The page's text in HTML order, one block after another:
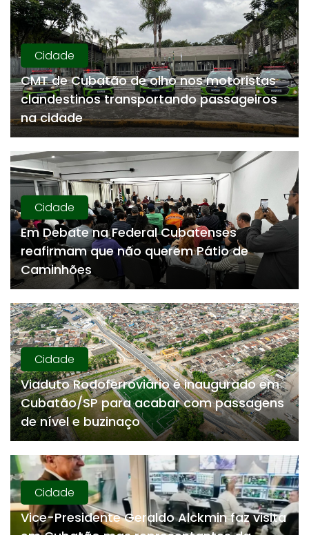
Cidade
CMT de Cubatão de olho nos motoristas
clandestinos transportando passageiros
na cidade
Cidade
Em Debate na Federal Cubatenses
reafirmam que não querem Pátio de
Caminhões
Cidade
Viaduto Rodoferroviário é inaugurado em
Cubatão/SP para acabar com passagens
de nível e buzinaço
Cidade
Vice-Presidente Geraldo Alckmin faz visita